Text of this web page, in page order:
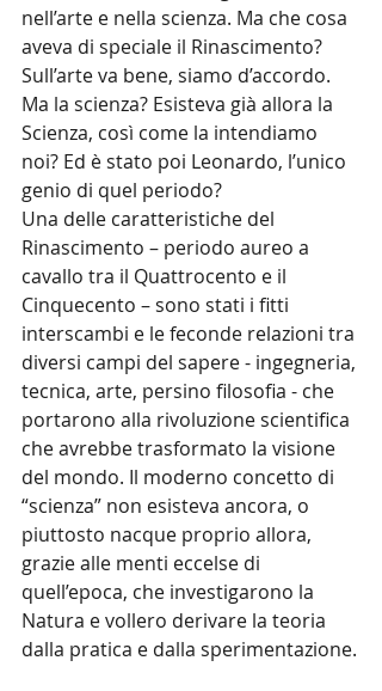
nell’arte e nella scienza. Ma che cosa
aveva di speciale il Rinascimento?
Sull’arte va bene, siamo d’accordo.
Ma la scienza? Esisteva già allora la
Scienza, così come la intendiamo
noi? Ed è stato poi Leonardo, l’unico
genio di quel periodo?
Una delle caratteristiche del
Rinascimento – periodo aureo a
cavallo tra il Quattrocento e il
Cinquecento – sono stati i fitti
interscambi e le feconde relazioni tra
diversi campi del sapere - ingegneria,
tecnica, arte, persino filosofia - che
portarono alla rivoluzione scientifica
che avrebbe trasformato la visione
del mondo. Il moderno concetto di
“scienza” non esisteva ancora, o
piuttosto nacque proprio allora,
grazie alle menti eccelse di
quell’epoca, che investigarono la
Natura e vollero derivare la teoria
dalla pratica e dalla sperimentazione.